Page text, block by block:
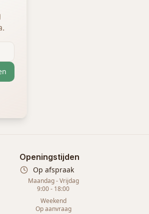
Openingstijden
Op afspraak
Maandag - Vrijdag
9:00 - 18:00
Weekend
Op aanvraag